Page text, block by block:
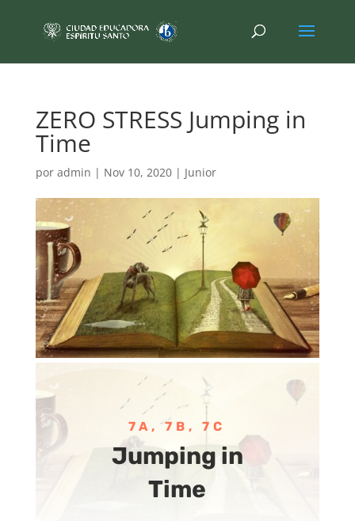
ZERO STRESS Jumping in
Time
por admin | Nov 10, 2020| Junior
7A, 7B, 7C
Jumping in
Time